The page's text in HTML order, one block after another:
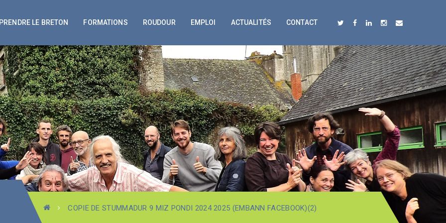
LE BRETON FORMATIONS ROUDOUR EMPLOI ACTUALITÉS CONTACT
COPIE DE STUMMADUR 9 MIZ PONDI 2024 2025 (EMBANN FACEBOOK)(2)